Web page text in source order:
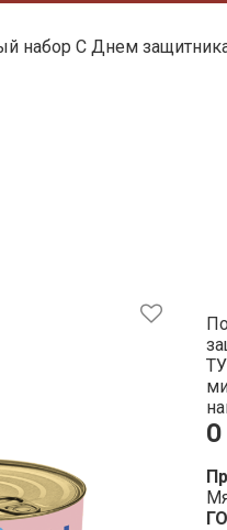
набор С Днем
О